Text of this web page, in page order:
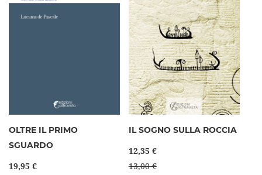
OLTRE IL PRIMO
SGUARDO
19,95 €
IL SOGNO SULLA ROCCIA
12,35 €
13,00 €